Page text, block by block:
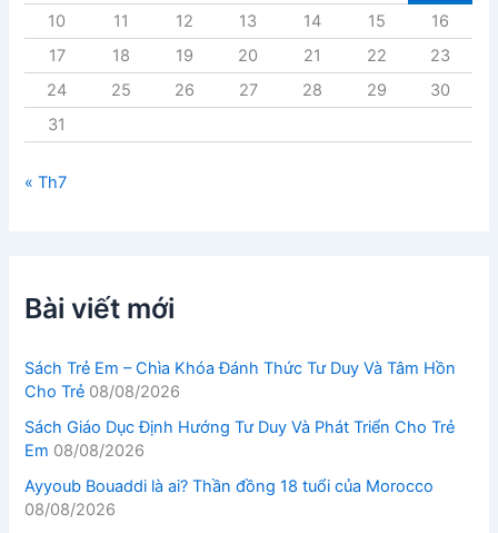
10
11 12 13 14 15
16
17
18 19 20 21 22
23
24
25 26 27 28 29
30
31
« Th7
Bài viết mới
Sách Trẻ Em – Chìa Khóa Đánh Thức Tư Duy Và Tâm Hồn
Cho Trẻ 08/08/2026
Sách Giáo Dục Định Hướng Tư Duy Và Phát Triển Cho Trẻ
Em 08/08/2026
Ayyoub Bouaddi là ai? Thần đồng 18 tuổi của Morocco
08/08/2026